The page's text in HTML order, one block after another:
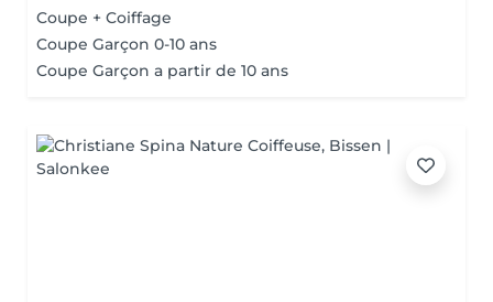
Coupe + Coiffage
Coupe Garçon 0-10 ans
Coupe Garçon a partir de 10 ans